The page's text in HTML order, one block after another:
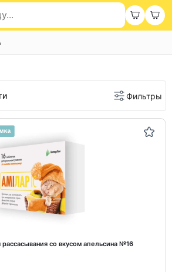
Фильтры
со вкусом апельсина №16